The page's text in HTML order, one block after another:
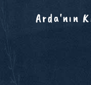
Arda'nın